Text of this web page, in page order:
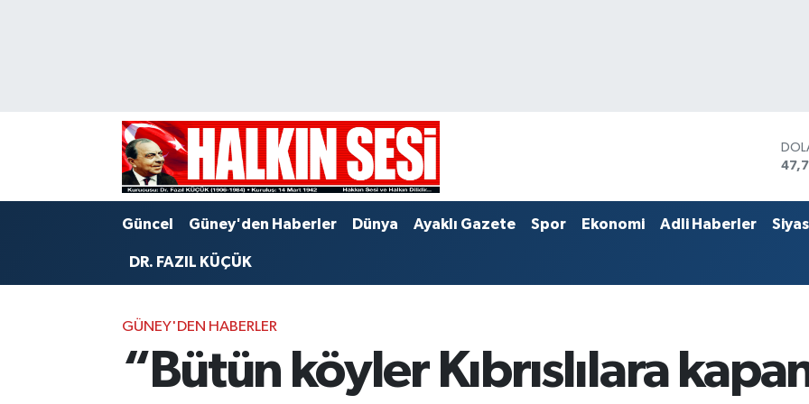
Güncel Güney'den Haberler Dünya Ayaklı Gazete Spor Ekonomi Adli Haberler
DR. FAZIL KÜÇÜK
GÜNEY'DEN HABERLER
“Bütün köyler Kıbrıslılara
Trafik Durumu
Puan Durumu ve Fikstür